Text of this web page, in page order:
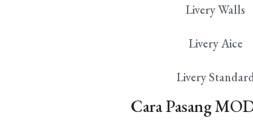
Livery Walls
Livery Aice
Livery
Cara Pasang